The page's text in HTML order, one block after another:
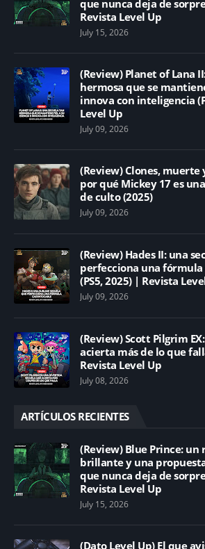
que nunca deja de
Revista Level Up
July 15, 2026
(Review) Planet of Lana
hermosa que se
innova con inteligencia
Level Up
July 09, 2026
(Review) Clones,
por qué Mickey 17 es
de culto (2025)
July 09, 2026
(Review) Hades II: una
perfecciona una
(PS5, 2025) | Revista
July 09, 2026
(Review) Scott Pilgrim
acierta más de lo que
Revista Level Up
July 08, 2026
ARTÍCULOS RECIENTES
(Review) Blue Prince: un
brillante y una
que nunca deja de
Revista Level Up
July 15, 2026
(Dato Level Up) El que